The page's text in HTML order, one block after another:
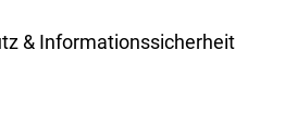
& Informationssicherheit